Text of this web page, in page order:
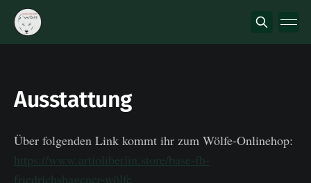
Ausstattung
Über folgenden Link kommt ihr zum Wölfe-Onlinehop:
https://www.artioliberlin.store/base-fh-
friedrichshagener-wölfe